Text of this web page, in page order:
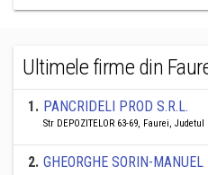
Ultimele firme din
1. PANCRIDELI PROD S.R.L.
Str DEPOZITELOR 63-69, Faurei,
2.